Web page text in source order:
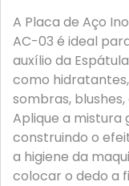
A Placa de Aço
AC-03 é ideal
auxílio da
como
sombras,
Aplique a
construindo o
a higiene da
colocar o dedo a